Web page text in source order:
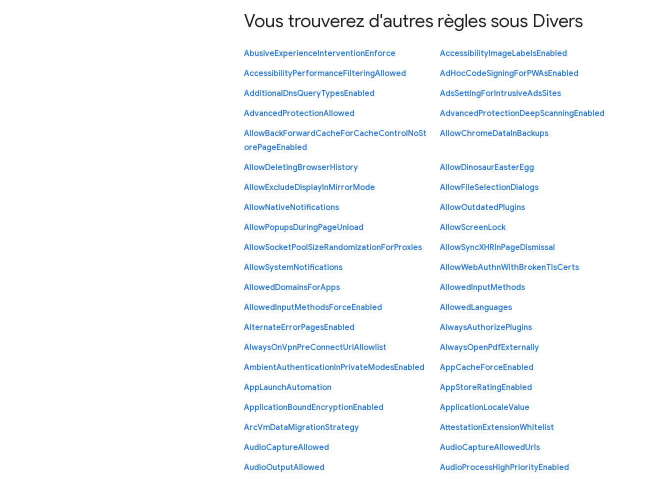
Vous trouverez d'autres règles sous Divers
AbusiveExperienceInterventionEnforce AccessibilityImageLabelsEnabled
AccessibilityPerformanceFilteringAllowed AdHocCodeSigningForPWAsEnabled
AdditionalDnsQueryTypesEnabled AdsSettingForIntrusiveAdsSites
AdvancedProtectionAllowed AdvancedProtectionDeepScanningEnabled
AllowBackForwardCacheForCacheControlNoSt
orePageEnabled
AllowChromeDataInBackups
AllowDeletingBrowserHistory AllowDinosaurEasterEgg
AllowExcludeDisplayInMirrorMode AllowFileSelectionDialogs
AllowNativeNotifications AllowOutdatedPlugins
AllowPopupsDuringPageUnload AllowScreenLock
AllowSocketPoolSizeRandomizationForProxies AllowSyncXHRInPageDismissal
AllowSystemNotifications AllowWebAuthnWithBrokenTlsCerts
AllowedDomainsForApps AllowedInputMethods
AllowedInputMethodsForceEnabled AllowedLanguages
AlternateErrorPagesEnabled AlwaysAuthorizePlugins
AlwaysOnVpnPreConnectUrlAllowlist AlwaysOpenPdfExternally
AmbientAuthenticationInPrivateModesEnabled AppCacheForceEnabled
AppLaunchAutomation AppStoreRatingEnabled
ApplicationBoundEncryptionEnabled ApplicationLocaleValue
ArcVmDataMigrationStrategy AttestationExtensionWhitelist
AudioCaptureAllowed AudioCaptureAllowedUrls
AudioOutputAllowed AudioProcessHighPriorityEnabled